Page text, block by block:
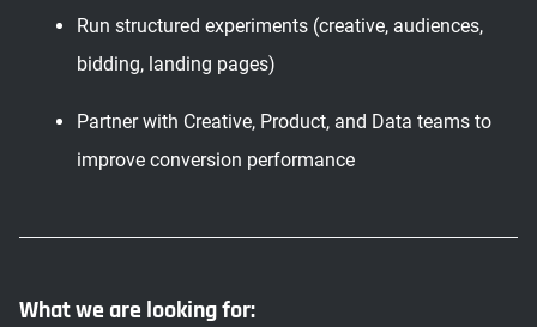
Run structured experiments (creative, audiences,
bidding, landing pages)
Partner with Creative, Product, and Data teams to
improve conversion performance
What we are looking for: